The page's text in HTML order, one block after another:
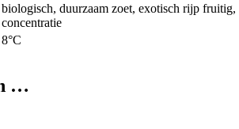
biologisch, duurzaam zoet, exotisch rijp fruitig,
concentratie
8°C
…